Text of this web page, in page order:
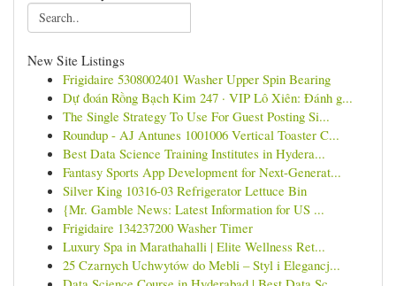
New Site Listings
Frigidaire 5308002401 Washer Upper Spin Bearing
Dự đoán Rồng Bạch Kim 247 · VIP Lô Xiên: Đánh g...
The Single Strategy To Use For Guest Posting Si...
Roundup - AJ Antunes 1001006 Vertical Toaster C...
Best Data Science Training Institutes in Hydera...
Fantasy Sports App Development for Next-Generat...
Silver King 10316-03 Refrigerator Lettuce Bin
{Mr. Gamble News: Latest Information for US ...
Frigidaire 134237200 Washer Timer
Luxury Spa in Marathahalli | Elite Wellness Ret...
25 Czarnych Uchwytów do Mebli – Styl i Elegancj...